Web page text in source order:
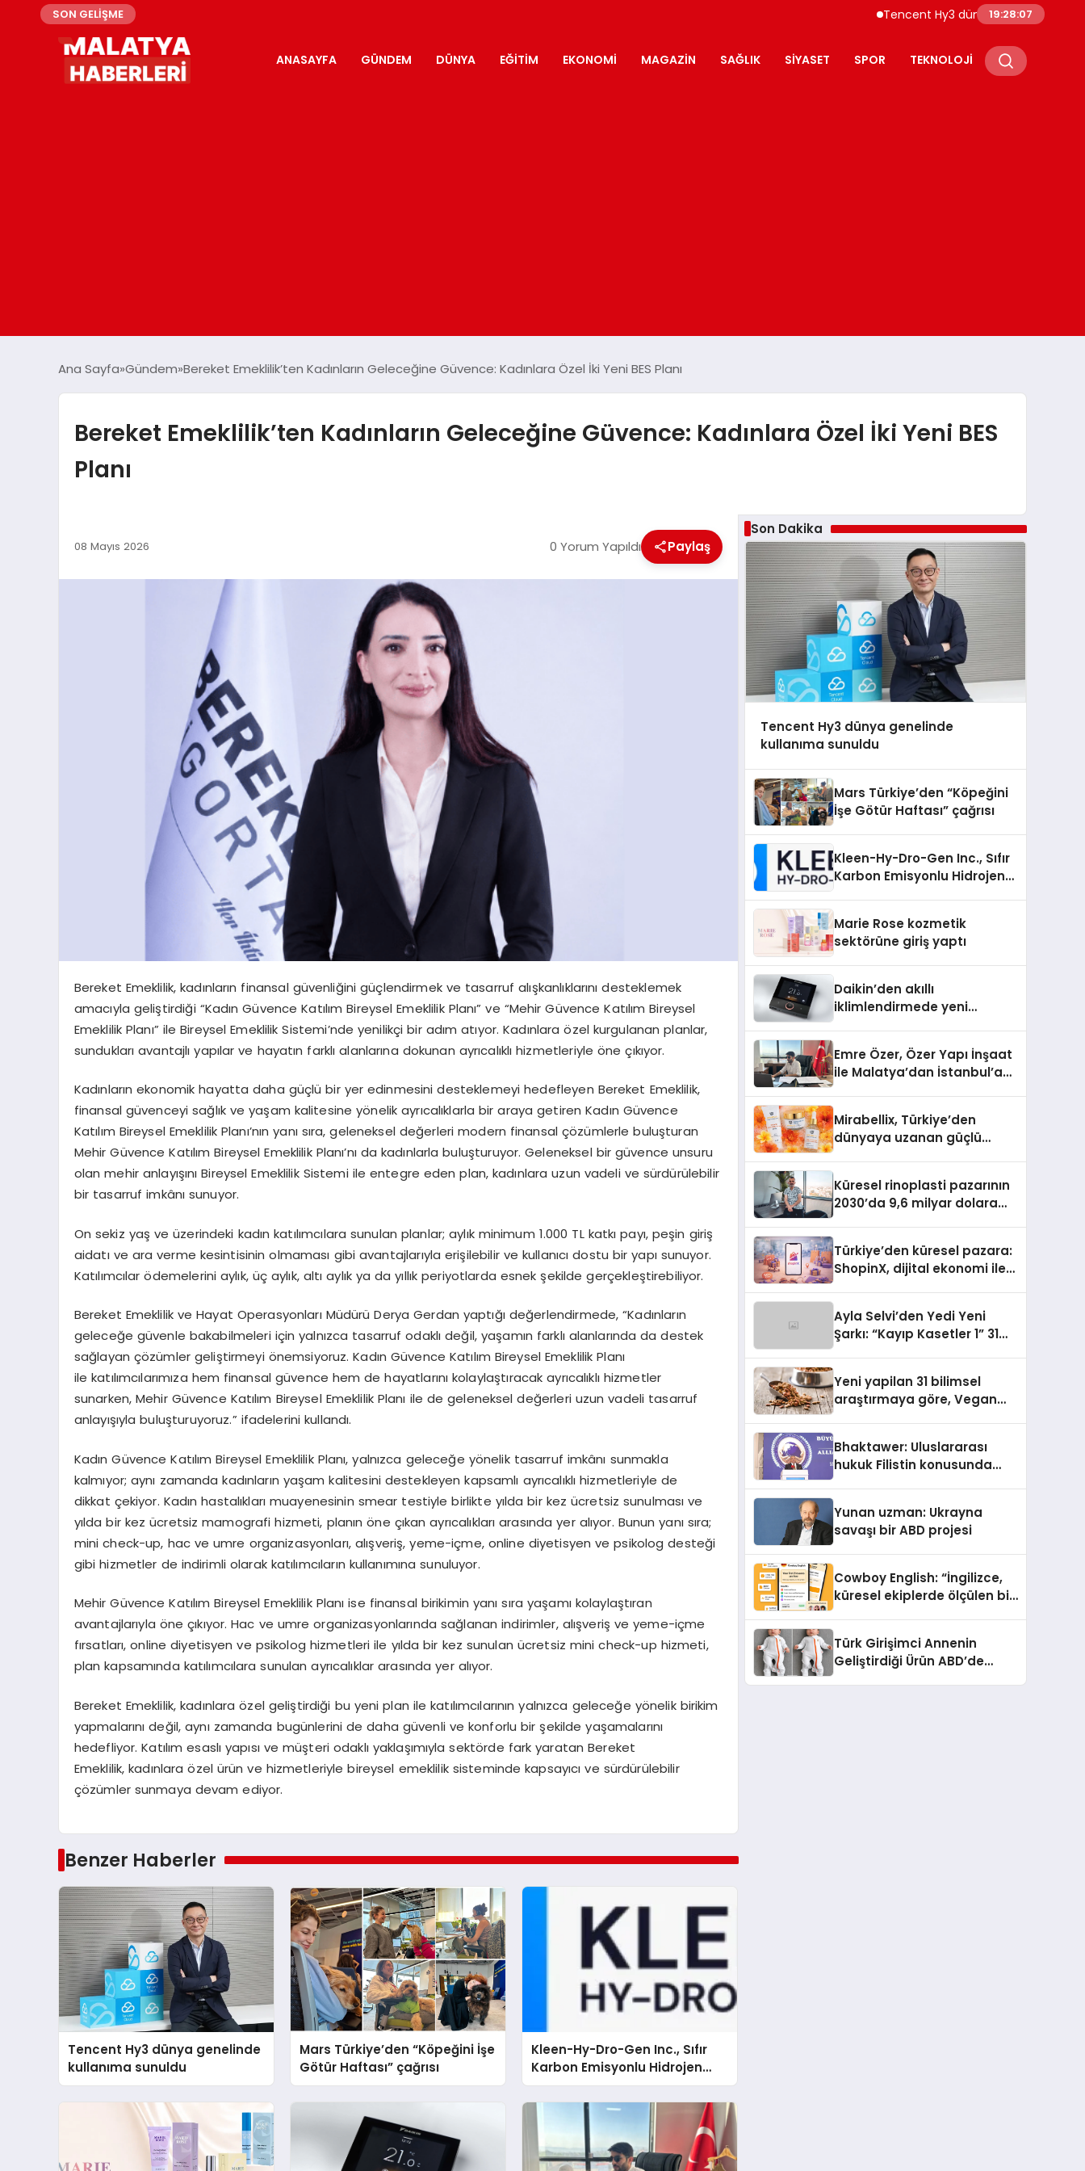
SON GELİŞME Tencent Hy3 dünya genelinde kullanıma
19:28:08
ANASAYFA GÜNDEM DÜNYA EĞITIM EKONOMI MAGAZIN SAĞLIK SIYASET SPOR TEKNOLOJI
Ana Sayfa Gündem Bereket Emeklilik’ten Kadınların Geleceğine Güvence: Kadınlara Özel İki Yeni BES Planı
Bereket Emeklilik’ten Kadınların Geleceğine Güvence: Kadınlara Özel İki Yeni BES
Planı
08 Mayıs 2026 0 Yorum Yapıldı Paylaş
Bereket Emeklilik, kadınların finansal güvenliğini güçlendirmek ve tasarruf alışkanlıklarını desteklemek
amacıyla geliştirdiği “Kadın Güvence Katılım Bireysel Emeklilik Planı” ve “Mehir Güvence Katılım Bireysel
Emeklilik Planı” ile Bireysel Emeklilik Sistemi’nde yenilikçi bir adım atıyor. Kadınlara özel kurgulanan planlar,
sundukları avantajlı yapılar ve hayatın farklı alanlarına dokunan ayrıcalıklı hizmetleriyle öne çıkıyor.
Kadınların ekonomik hayatta daha güçlü bir yer edinmesini desteklemeyi hedefleyen Bereket Emeklilik,
finansal güvenceyi sağlık ve yaşam kalitesine yönelik ayrıcalıklarla bir araya getiren Kadın Güvence
Katılım Bireysel Emeklilik Planı’nın yanı sıra, geleneksel değerleri modern finansal çözümlerle buluşturan
Mehir Güvence Katılım Bireysel Emeklilik Planı’nı da kadınlarla buluşturuyor. Geleneksel bir güvence unsuru
olanmehir anlayışını Bireysel Emeklilik Sistemi ile entegre eden plan, kadınlara uzun vadeli ve sürdürülebilir
bir tasarruf imkânı sunuyor.
On sekiz yaş ve üzerindeki kadın katılımcılara sunulan planlar; aylık minimum 1.000 TL katkı payı, peşin giriş
aidatı ve ara verme kesintisinin olmaması gibi avantajlarıyla erişilebilir ve kullanıcı dostu bir yapı sunuyor.
Katılımcılar ödemelerini aylık, üç aylık, altı aylık ya da yıllık periyotlarda esnek şekilde gerçekleştirebiliyor.
Bereket Emeklilik ve Hayat Operasyonları Müdürü Derya Gerdan yaptığı değerlendirmede, “Kadınların
geleceğe güvenle bakabilmeleri için yalnızca tasarruf odaklı değil, yaşamın farklı alanlarında da destek
sağlayan çözümler geliştirmeyi önemsiyoruz. Kadın Güvence Katılım Bireysel Emeklilik Planı
ile katılımcılarımıza hem finansal güvence hem de hayatlarını kolaylaştıracak ayrıcalıklı hizmetler
sunarken, Mehir Güvence Katılım Bireysel Emeklilik Planı ile de geleneksel değerleri uzun vadeli tasarruf
anlayışıyla buluşturuyoruz.” ifadelerini kullandı.
Kadın Güvence Katılım Bireysel Emeklilik Planı, yalnızca geleceğe yönelik tasarruf imkânı sunmakla
kalmıyor; aynı zamanda kadınların yaşam kalitesini destekleyen kapsamlı ayrıcalıklı hizmetleriyle de
dikkat çekiyor. Kadın hastalıkları muayenesinin smear testiyle birlikte yılda bir kez ücretsiz sunulması ve
yılda bir kez ücretsiz mamografi hizmeti, planın öne çıkan ayrıcalıkları arasında yer alıyor. Bunun yanı sıra;
mini check-up, hac ve umre organizasyonları, alışveriş, yeme-içme, online diyetisyen ve psikolog desteği
gibi hizmetler de indirimli olarak katılımcıların kullanımına sunuluyor.
Mehir Güvence Katılım Bireysel Emeklilik Planı ise finansal birikimin yanı sıra yaşamı kolaylaştıran
avantajlarıyla öne çıkıyor. Hac ve umre organizasyonlarında sağlanan indirimler, alışveriş ve yeme-içme
fırsatları, online diyetisyen ve psikolog hizmetleri ile yılda bir kez sunulan ücretsiz mini check-up hizmeti,
plan kapsamında katılımcılara sunulan ayrıcalıklar arasında yer alıyor.
Bereket Emeklilik, kadınlara özel geliştirdiği bu yeni plan ile katılımcılarının yalnızca geleceğe yönelik birikim
yapmalarını değil, aynı zamanda bugünlerini de daha güvenli ve konforlu bir şekilde yaşamalarını
hedefliyor. Katılım esaslı yapısı ve müşteri odaklı yaklaşımıyla sektörde fark yaratan Bereket
Emeklilik, kadınlara özel ürün ve hizmetleriyle bireysel emeklilik sisteminde kapsayıcı ve sürdürülebilir
çözümler sunmaya devam ediyor.
Benzer Haberler
Tencent Hy3 dünya genelinde
kullanıma sunuldu
Mars Türkiye’den “Köpeğini İşe
Götür Haftası” çağrısı
Kleen-Hy-Dro-Gen Inc., Sıfır
Karbon Emisyonlu Hidrojen
Isıtma Teknolojisinde ISO ve
TSSA Düzenleyici Onaylarını
Aldı
Son Dakika
Tencent Hy3 dünya genelinde
kullanıma sunuldu
Mars Türkiye’den “Köpeğini
İşe Götür Haftası” çağrısı
Kleen-Hy-Dro-Gen Inc., Sıfır
Karbon Emisyonlu Hidrojen
Aldı
Marie Rose kozmetik
sektörüne giriş yaptı
Daikin’den akıllı
iklimlendirmede yeni
Emre Özer, Özer Yapı İnşaat
ile Malatya’dan İstanbul’a
Mirabellix, Türkiye’den
dünyaya uzanan güçlü
Küresel rinoplasti pazarının
2030’da 9,6 milyar dolara
Türkiye’den küresel pazara:
ShopinX, dijital ekonomi ile
Ayla Selvi’den Yedi Yeni
Şarkı: “Kayıp Kasetler 1” 31
Yeni yapilan 31 bilimsel
araştırmaya göre, Vegan
Sindirildiğini Ortaya Koydu
Bhaktawer: Uluslararası
hukuk Filistin konusunda
Yunan uzman: Ukrayna
savaşı bir ABD projesi
Cowboy English: “İngilizce,
küresel ekiplerde ölçülen bir
Türk Girişimci Annenin
Geliştirdiği Ürün ABD’de